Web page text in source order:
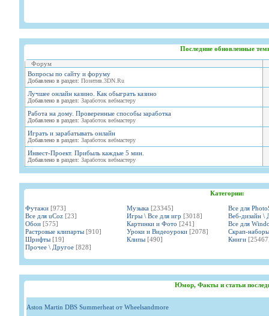
Последние обновленные
Форум
Вопросы по сайту и форуму
Добавлено в раздел: Позитив.3DN.Ru
Лучшее онлайн казино. Как обыграть казино
Добавлено в раздел: Заработок вебмастеру
Работа на дому. Проверенные способы заработка
Добавлено в раздел: Заработок вебмастеру
Играть и зарабатывать онлайн
Добавлено в раздел: Заработок вебмастеру
Инвест-Проект. Прибыль каждые 5 мин.
Добавлено в раздел: Заработок вебмастеру
Категории:
Футажи [973] Музыка [23345]
Все для
Все для uCoz [23] Игры \ Все для игр [3018]
Веб-дизайн \
Обои [575] Картинки и Фото [241]
Все для
Растровые клипарты [910] Уроки и Видеоуроки [2078]
Скрап-наборы
Шрифты [19] Клипы [490] Книги
Прочее \ Другое [828]
Юмор, Факты и статьи
Aston Martin DBS Summerheat от Wheelsandmore